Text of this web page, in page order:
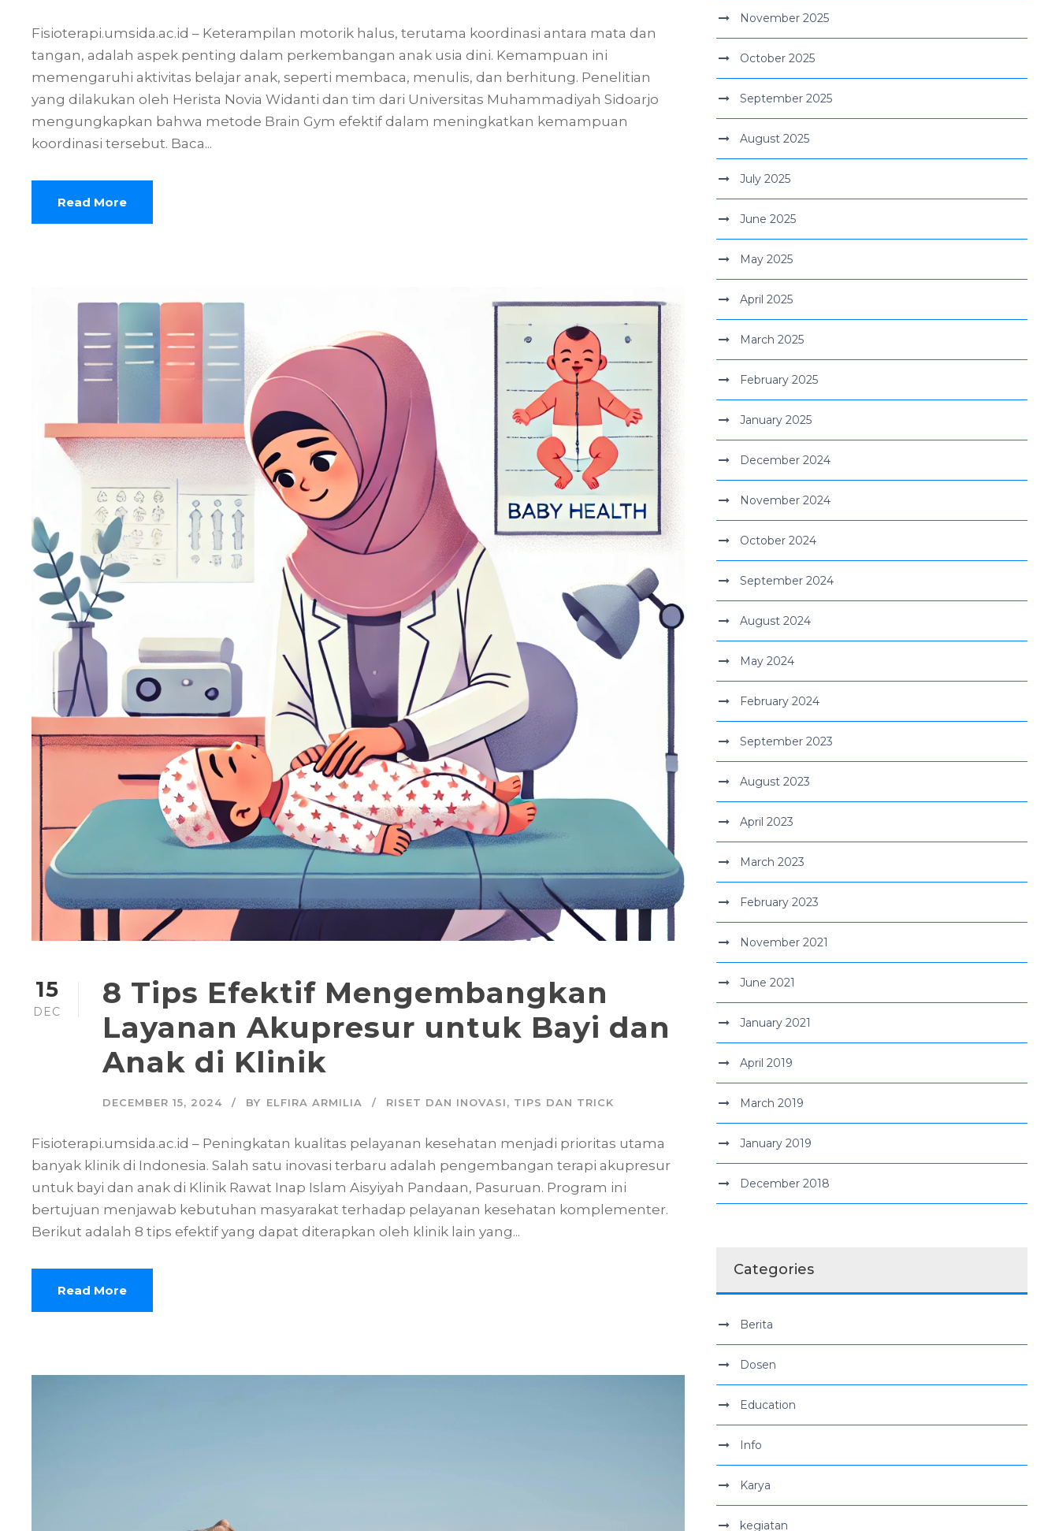
Fisioterapi.umsida.ac.id – Keterampilan motorik halus, terutama koordinasi antara mata dan
tangan, adalah aspek penting dalam perkembangan anak usia dini. Kemampuan ini
memengaruhi aktivitas belajar anak, seperti membaca, menulis, dan berhitung. Penelitian
yang dilakukan oleh Herista Novia Widanti dan tim dari Universitas Muhammadiyah Sidoarjo
mengungkapkan bahwa metode Brain Gym efektif dalam meningkatkan kemampuan
koordinasi tersebut. Baca...
Read More
15
DEC
8 Tips Efektif Mengembangkan
Layanan Akupresur untuk Bayi dan
Anak di Klinik
DECEMBER 15, 2024 BY ELFIRA ARMILIA RISET DAN INOVASI, TIPS DAN TRICK
Fisioterapi.umsida.ac.id – Peningkatan kualitas pelayanan kesehatan menjadi prioritas utama
banyak klinik di Indonesia. Salah satu inovasi terbaru adalah pengembangan terapi akupresur
untuk bayi dan anak di Klinik Rawat Inap Islam Aisyiyah Pandaan, Pasuruan. Program ini
bertujuan menjawab kebutuhan masyarakat terhadap pelayanan kesehatan komplementer.
Berikut adalah 8 tips efektif yang dapat diterapkan oleh klinik lain yang...
Read More
November 2025
October 2025
September 2025
August 2025
July 2025
June 2025
May 2025
April 2025
March 2025
February 2025
January 2025
December 2024
November 2024
October 2024
September 2024
August 2024
May 2024
February 2024
September 2023
August 2023
April 2023
March 2023
February 2023
November 2021
June 2021
January 2021
April 2019
March 2019
January 2019
December 2018
Categories
Berita
Dosen
Education
Info
Karya
kegiatan